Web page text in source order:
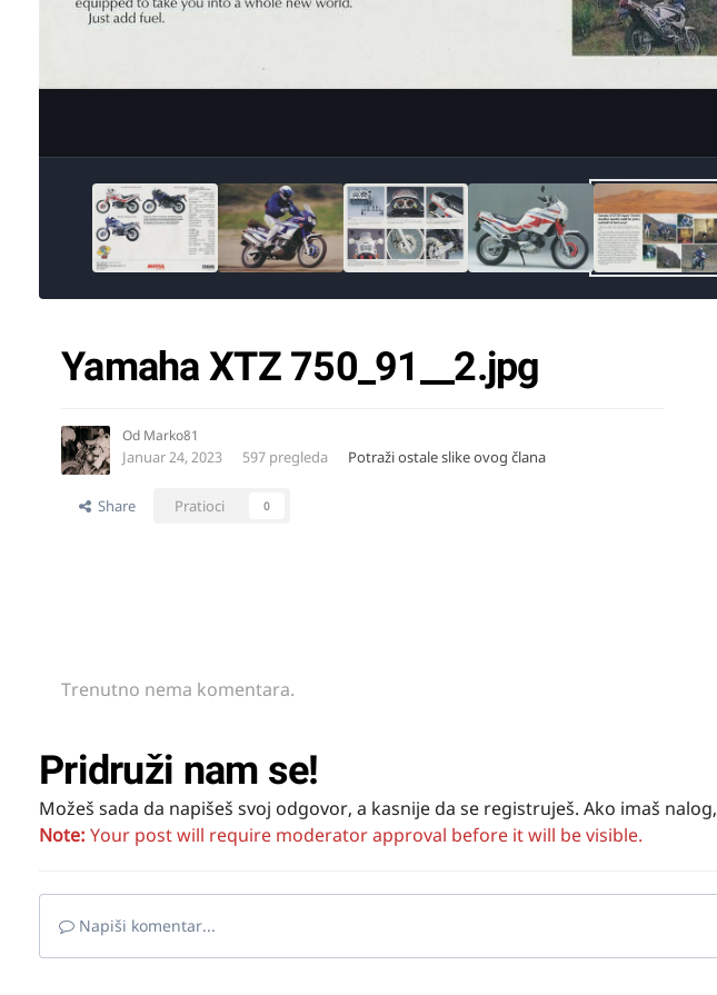
Yamaha XTZ 750_91__2.jpg
Od Marko81
Januar 24, 2023 597 pregleda Potraži ostale slike ovog člana
Share Pratioci 0
Trenutno nema komentara.
Pridruži nam se!
Možeš sada da napišeš svoj odgovor, a kasnije da se registruješ. Ako imaš nalog,
Note: Your post will require moderator approval before it will be visible.
Napiši komentar...